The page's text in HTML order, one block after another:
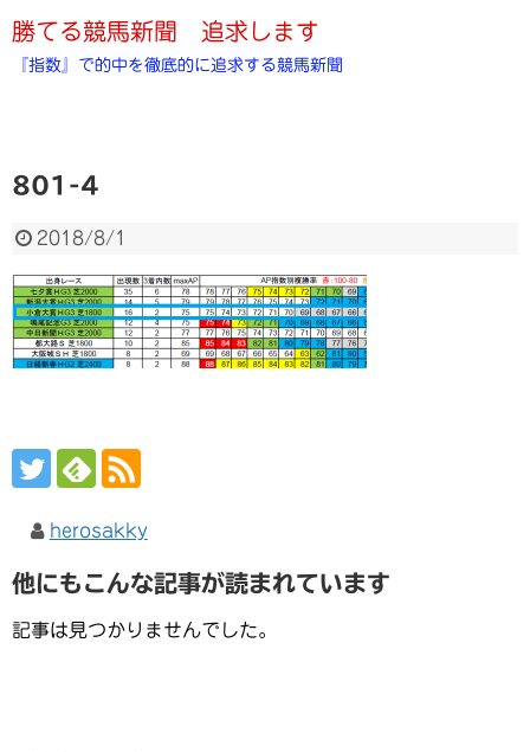
勝てる競馬新聞 追求します
『指数』で的中を徹底的に追求する競馬新聞
801-4
2018/8/1
herosakky
他にもこんな記事が読まれています
記事は見つかりませんでした。